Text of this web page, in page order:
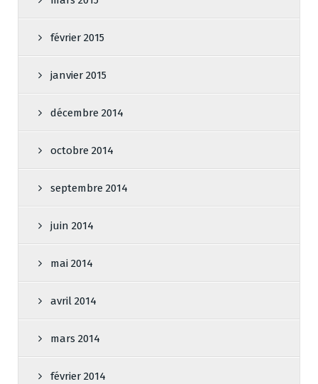
février 2015
janvier 2015
décembre 2014
octobre 2014
septembre 2014
juin 2014
mai 2014
avril 2014
mars 2014
février 2014